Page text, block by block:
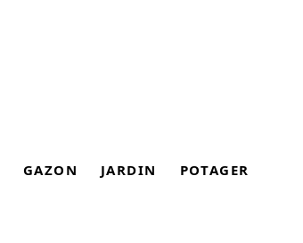
GAZON JARDIN POTAGER